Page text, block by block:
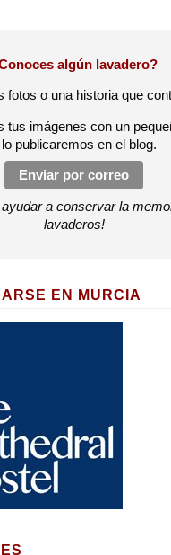
algún lavadero?
fotos o una historia que
tus imágenes con un
publicaremos en el blog.
Enviar por correo
ayudar a conservar la
lavaderos!
EN MURCIA